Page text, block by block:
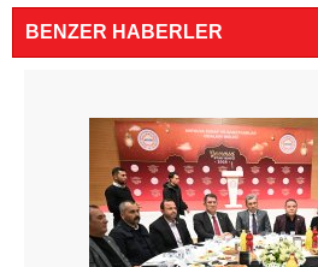
BENZER HABERLER